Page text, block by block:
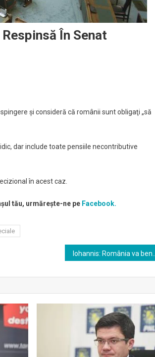
În Senat
și consideră că românii sunt obligaţi „să
dar include toate pensiile necontributive
în acest caz.
tău, urmărește-ne pe Facebook.